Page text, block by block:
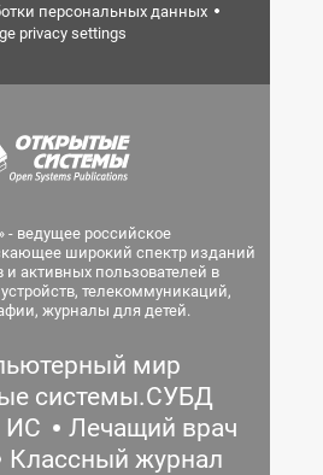
персональных данных
privacy settings
- ведущее российское
широкий спектр изданий
активных пользователей в
телекоммуникаций,
журналы для детей.
мир
системы.СУБД
ИС
Лечащий врач
Классный журнал